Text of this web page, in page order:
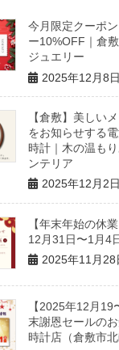
今月限定クーポ
ー10%OFF｜倉
ジュエリー
2025年12月8日
【倉敷】美しい
をお知らせする
時計｜木の温も
ンテリア
2025年12月2日
【年末年始の休
12月31日〜1月4
2025年11月28
【2025年12月
末謝恩セールの
時計店（倉敷市北